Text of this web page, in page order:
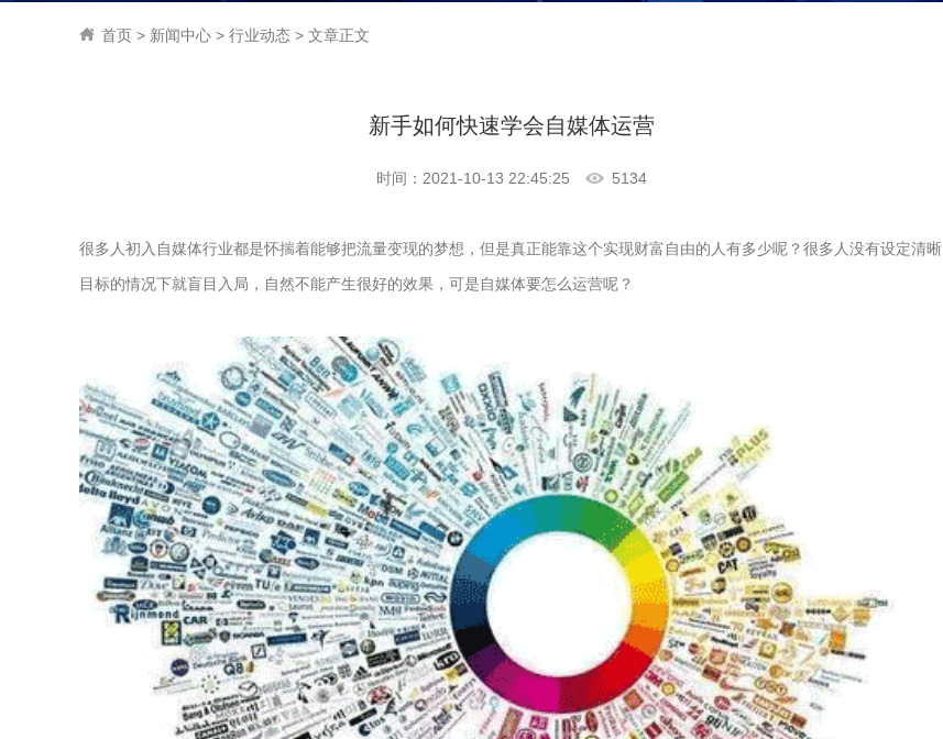
首页 > 新闻中心 > 行业动态 > 文章正文
新手如何快速学会自媒体运营
时间：2021-10-13 22:45:25 5134
很多人初入自媒体行业都是怀揣着能够把流量变现的梦想，但是真正能靠这个实现财富自由的人有多少呢？很多人没有设定清晰
目标的情况下就盲目入局，自然不能产生很好的效果，可是自媒体要怎么运营呢？